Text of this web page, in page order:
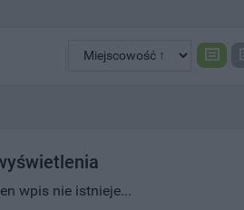
wpis nie istnieje...